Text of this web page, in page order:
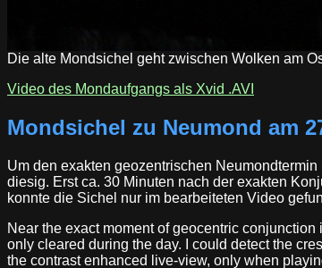
Die alte Mondsichel geht zwischen Wolken am
Video des Mondaufgangs als Xvid .AVI
Mondsichel zu Neumond am
Um den exakten geozentrischen
diesig. Erst ca. 30 Minuten nach der exakten
konnte die Sichel nur im bearbeiteten Video
Near the exact moment of geocentric
only cleared during the day. I could detect the
the contrast enhanced live-view, only when